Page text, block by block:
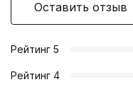
Оставить отзыв
Рейтинг 5
Рейтинг 4